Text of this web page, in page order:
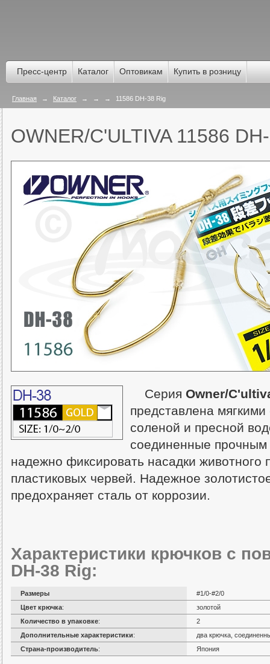
Пресс-центр Каталог Оптовикам Купить в розницу
Главная → Каталог → → → 11586 DH-38 Rig
OWNER/C'ULTIVA 11586
Серия Owner/
представлена
соленой и пресной
соединенные
надежно фиксировать насадки животного
пластиковых червей. Надежное
предохраняет сталь от коррозии.
Характеристики крючков с
DH-38 Rig:
Размеры
#1/0-#2/0
Цвет крючка:
золотой
Количество в упаковке:
2
Дополнительные характеристики:
два крючка,
Страна-производитель: Япония